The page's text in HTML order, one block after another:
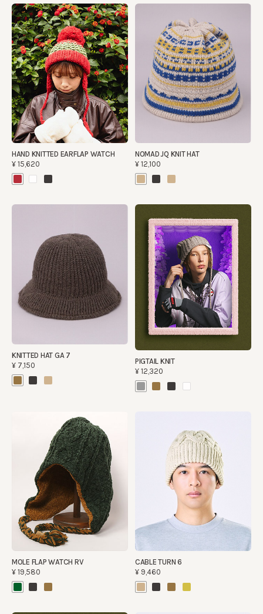
HAND KNITTED EARFLAP WATCH
¥15,620
NOMAD JQ KNIT HAT
¥12,100
KNITTED HAT GA 7
¥7,150
PIGTAIL KNIT
¥12,320
MOLE FLAP WATCH RV
¥19,580
CABLE TURN 6
¥9,460